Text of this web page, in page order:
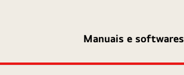
Manuais e softwares